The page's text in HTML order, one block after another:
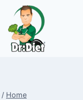
Home
/